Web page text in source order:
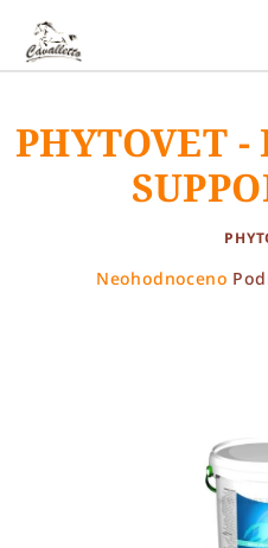
obsah
PHYTOVET
Průměrné
Neohodnoceno